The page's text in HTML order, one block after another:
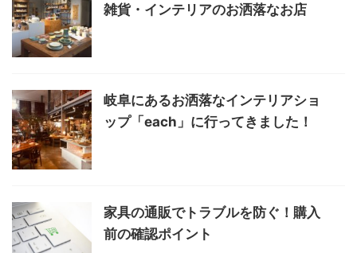
雑貨・インテリアのお洒落なお店
岐阜にあるお洒落なインテリアショ
ップ「each」に行ってきました！
家具の通販でトラブルを防ぐ！購入
前の確認ポイント